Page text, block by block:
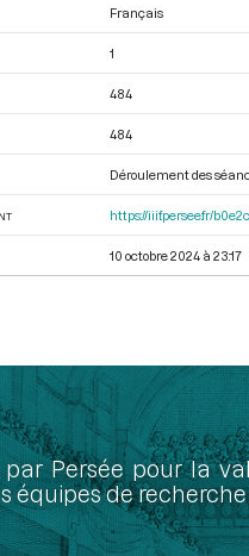
Français
1
484
484
Déroulement des
https://iiif.persee.fr/
10 octobre 2024 à 23:17
Persée pour la
équipes de